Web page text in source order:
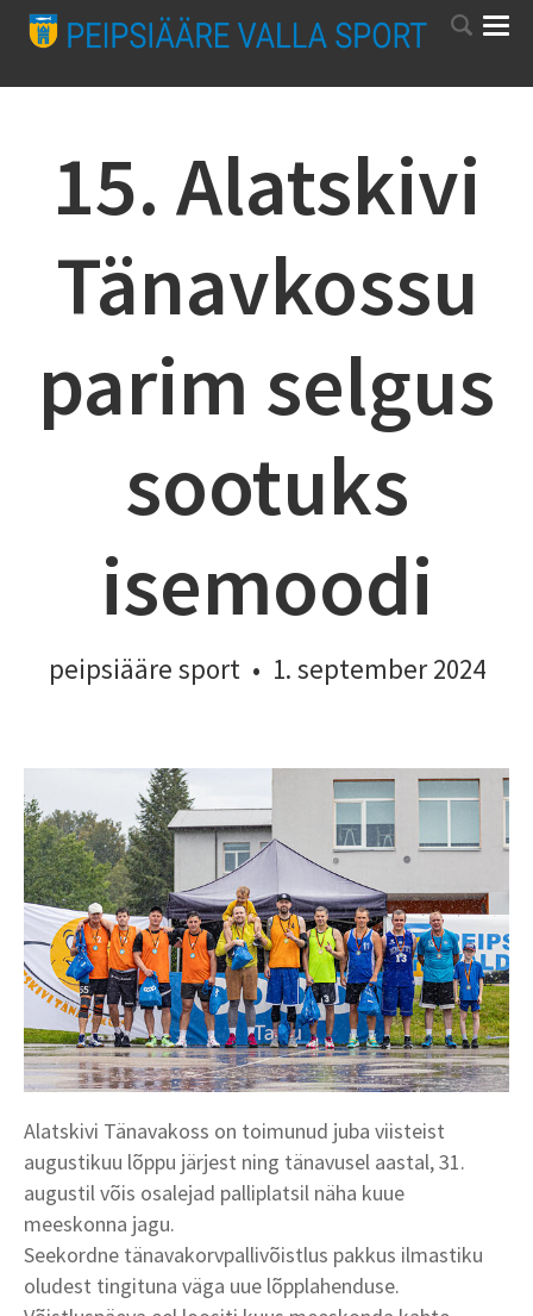
15. Alatskivi
Tänavkossu
parim selgus
sootuks
isemoodi
peipsiääre sport • 1. september 2024
Alatskivi Tänavakoss on toimunud juba viisteist
augustikuu lõppu järjest ning tänavusel aastal, 31.
augustil võis osalejad palliplatsil näha kuue
meeskonna jagu.
Seekordne tänavakorvpallivõistlus pakkus ilmastiku
oludest tingituna väga uue lõpplahenduse.